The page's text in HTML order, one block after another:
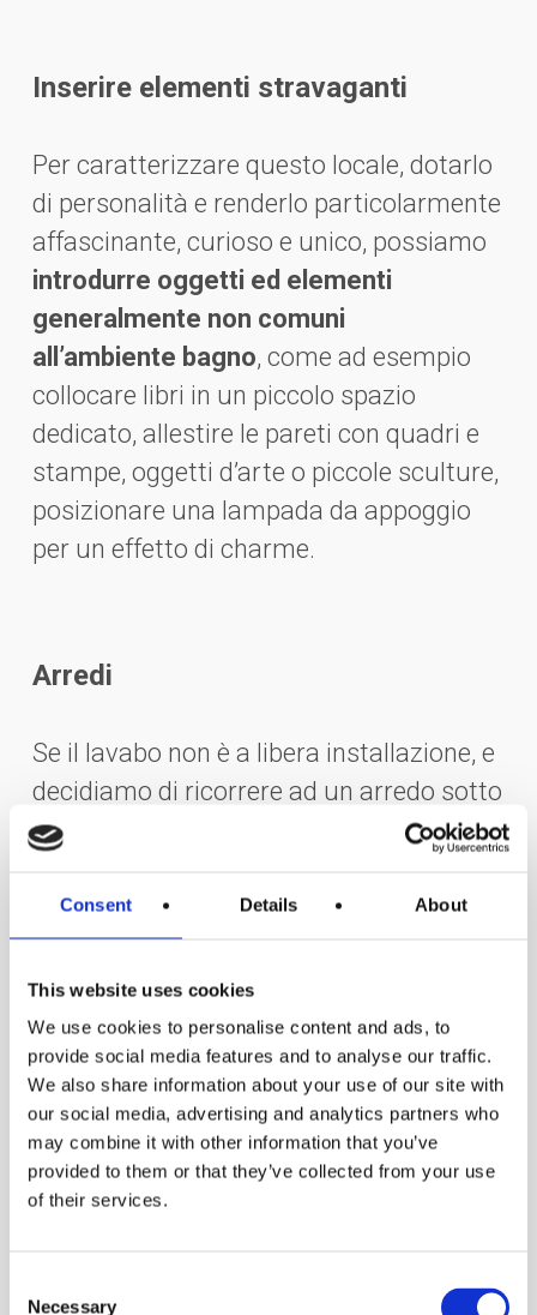
Consent Details About
This website uses cookies
We use cookies to personalise content and ads, to
provide social media features and to analyse our traffic.
We also share information about your use of our site with
our social media, advertising and analytics partners who
may combine it with other information that you’ve
provided to them or that they’ve collected from your use
of their services.
Necessary
Inserire elementi stravaganti
Per caratterizzare questo locale, dotarlo
di personalità e renderlo particolarmente
affascinante, curioso e unico, possiamo
introdurre oggetti ed elementi
generalmente non comuni
all’ambiente bagno, come ad esempio
collocare libri in un piccolo spazio
dedicato, allestire le pareti con quadri e
stampe, oggetti d’arte o piccole sculture,
posizionare una lampada da appoggio
per un effetto di charme.
Arredi
Se il lavabo non è a libera installazione, e
decidiamo di ricorrere ad un arredo sotto
di esso, il suggerimento è quello di
da bagno
, ma utilizzare una
composizione che, in linea con lo stile
generale che abbiamo scelto,
da piccolo salottino.
Oppure un’idea poco costosa ma di
grande fascino potrebbe essere quella di
rinnovare una vecchia credenza o una
consolle, convertendola in zona lavabo,
da appoggio con rubinetteria a parete.